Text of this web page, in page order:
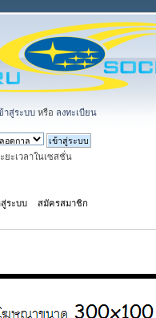
าสู่ระบบ หรือ ลงทะเบียน
ยะเวลาในเซสชั่น
สู่ระบบ สมัครสมาชิก